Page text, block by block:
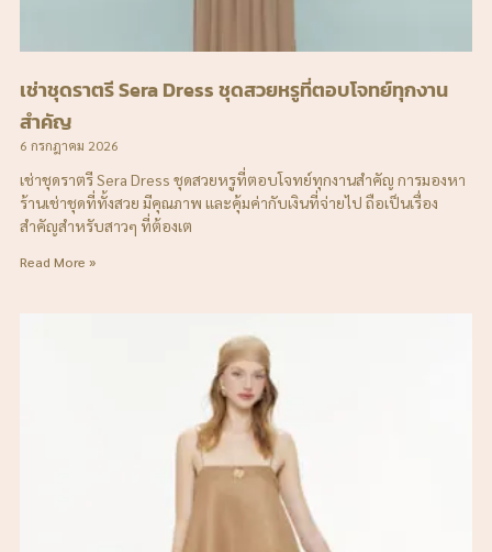
เช่าชุดราตรี Sera Dress ชุดสวยหรูที่ตอบโจทย์ทุกงาน
สำคัญ
6 กรกฎาคม 2026
เช่าชุดราตรี Sera Dress ชุดสวยหรูที่ตอบโจทย์ทุกงานสำคัญ การมองหา
ร้านเช่าชุดที่ทั้งสวย มีคุณภาพ และคุ้มค่ากับเงินที่จ่ายไป ถือเป็นเรื่อง
สำคัญสำหรับสาวๆ ที่ต้องเต
Read More »